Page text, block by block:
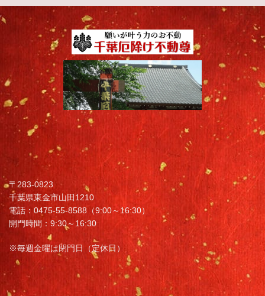
〒283-0823
千葉県東金市山田1210
電話：0475-55-8588（9:00～16:30）
開門時間：9:30～16:30
※毎週金曜は閉門日（定休日）